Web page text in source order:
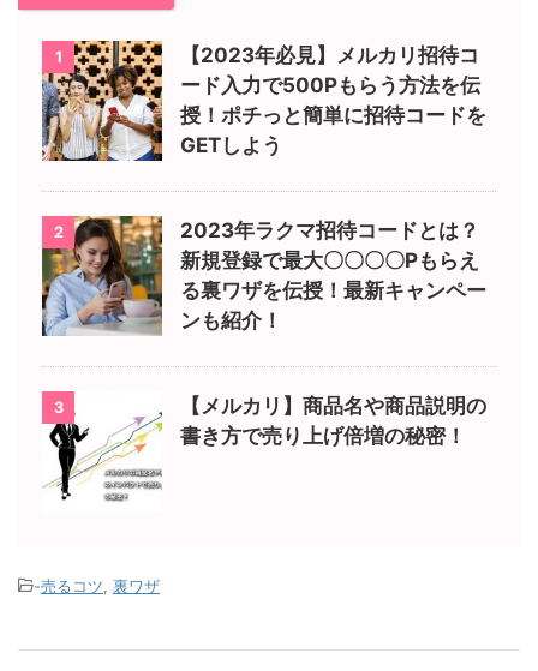
1
【2023年必見】メルカリ招待コ
ード入力で500Pもらう方法を伝
授！ポチっと簡単に招待コードを
GETしよう
2
2023年ラクマ招待コードとは？
新規登録で最大〇〇〇〇Pもらえ
る裏ワザを伝授！最新キャンペー
ンも紹介！
3
【メルカリ】商品名や商品説明の
書き方で売り上げ倍増の秘密！
-売るコツ 裏ワザ